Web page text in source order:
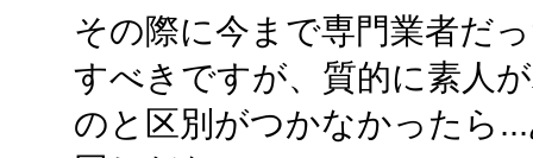
その際に今まで専門業者だ
すべきですが、質的に素人
のと区別がつかなかったら